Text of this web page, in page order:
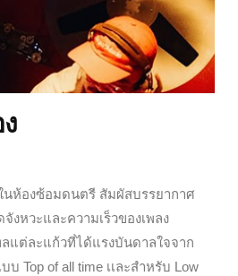
นห้องซ้อมดนตรี สัมผัสบรรยากาศ
งหวะและความเร็วของเพลง
แต่ละแก้วที่ได้แรงบันดาลใจจาก
Top of all time เเละสำหรับ Low